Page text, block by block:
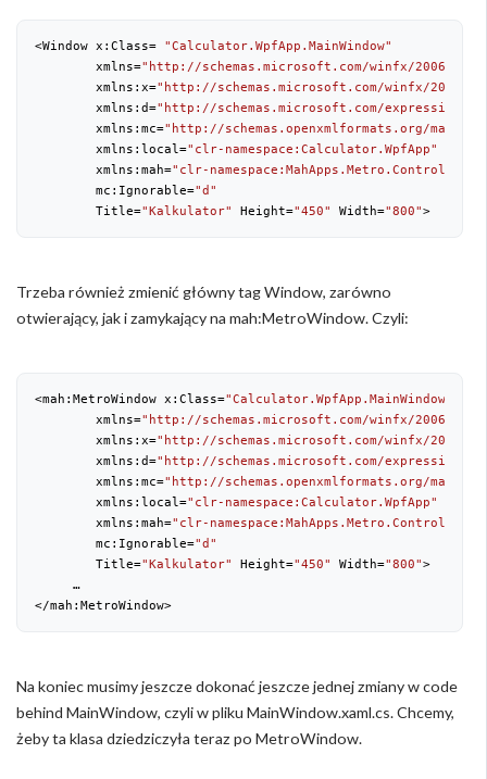
<Window x:Class= "Calculator.WpfApp.MainWindow"
        xmlns=
"http://schemas.microsoft.com/winfx/2006/
        xmlns:x=
"http://schemas.microsoft.com/winfx/2006/
        xmlns:d=
"http://schemas.microsoft.com/expression/
        xmlns:mc=
"http://schemas.openxmlformats.org/
        xmlns:local=
"clr-namespace:Calculator.WpfApp"
        xmlns:mah=
"clr-
        mc:Ignorable=
"d"
        Title=
"Kalkulator" Height="450" Width="800">
Trzeba również zmienić główny tag Window, zarówno
otwierający, jak i zamykający na mah:MetroWindow. Czyli:
<mah:MetroWindow x:Class="Calculator.WpfApp.MainWindow"
        xmlns=
"http://schemas.microsoft.com/winfx/2006/
        xmlns:x=
"http://schemas.microsoft.com/winfx/2006/
        xmlns:d=
"http://schemas.microsoft.com/expression/
        xmlns:mc=
"http://schemas.openxmlformats.org/
        xmlns:local=
"clr-namespace:Calculator.WpfApp"
        xmlns:mah=
"clr-
        mc:Ignorable=
"d"
        Title=
"Kalkulator" Height="450" Width="800">
     …
</mah:MetroWindow>
Na koniec musimy jeszcze dokonać jeszcze jednej zmiany w code
behind MainWindow, czyli w pliku MainWindow.xaml.cs. Chcemy,
żeby ta klasa dziedziczyła teraz po MetroWindow.